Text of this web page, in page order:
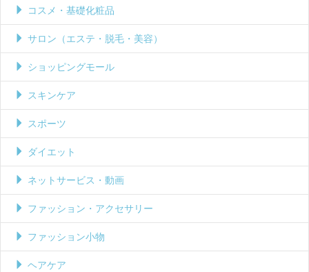
コスメ・基礎化粧品
サロン（エステ・脱毛・美容）
ショッピングモール
スキンケア
スポーツ
ダイエット
ネットサービス・動画
ファッション・アクセサリー
ファッション小物
ヘアケア